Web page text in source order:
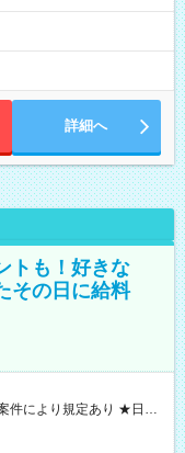
詳細へ
トも！好きな
その日に給料
現金GET♪ お仕事後はコ
用期間】試